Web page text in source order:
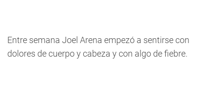
Entre semana Joel Arena empezó a sentirse con
dolores de cuerpo y cabeza y con algo de fiebre.